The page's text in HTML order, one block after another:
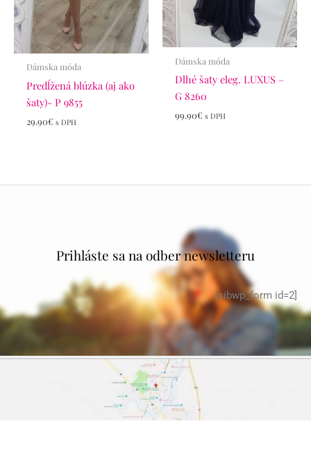
Dámska móda
Predĺžená blúzka (aj ako
šaty)- P 9855
29.90€ s DPH
Dámska móda
Dlhé šaty eleg. LUXUS –
G 8260
99.90€ s DPH
Prihláste sa na odber newsletteru
[sibwp_form id=2]